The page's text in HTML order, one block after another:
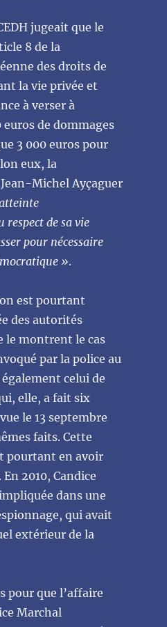
jugeait que le
8 de la
des droits de
la vie privée et
à verser à
de dommages
3 000 euros pour
eux, la
Michel Ayçaguer
de sa vie
pour nécessaire
».
est pourtant
des autorités
le montrent le cas
par la police au
celui de
elle, a fait six
le 13 septembre
faits. Cette
pourtant en avoir
2010, Candice
dans une
qui avait
extérieur de la
pour que l’affaire
Marchal